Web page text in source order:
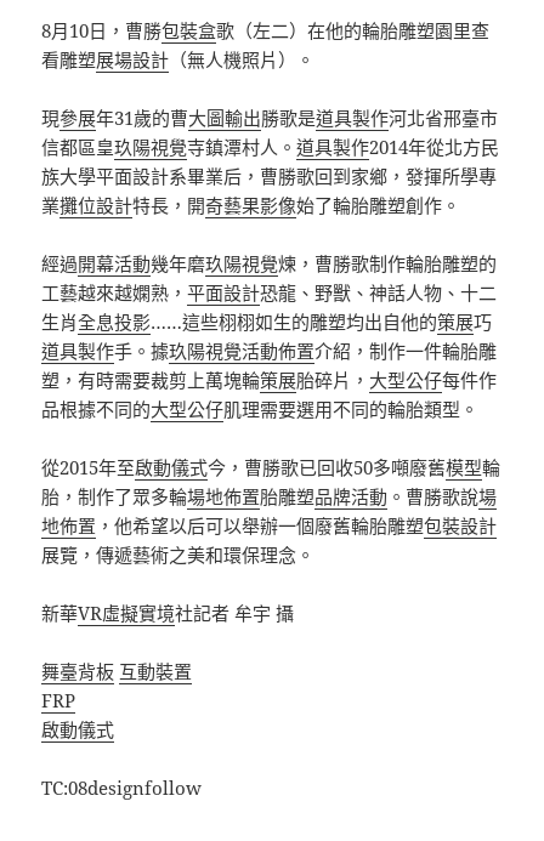
8月10日，曹勝包裝盒歌（左二）在他的輪胎雕塑園里查
看雕塑展場設計 （無人機照片）。
現參展年31歲的曹大圖輸出勝歌是道具製作河北省邢臺市
信都區皇玖陽視覺寺鎮潭村人。道具製作2014年從北方民
族大學平面設計系畢業后，曹勝歌回到家鄉，發揮所學專
業攤位設計特長，開奇藝果影像始了輪胎雕塑創作。
經過開幕活動幾年磨玖陽視覺煉，曹勝歌制作輪胎雕塑的
工藝越來越嫻熟，平面設計恐龍、野獸、神話人物、十二
生肖全息投影……這些栩栩如生的雕塑均出自他的策展巧
道具製作手。據玖陽視覺活動佈置介紹，制作一件輪胎雕
塑，有時需要裁剪上萬塊輪策展胎碎片， 大型公仔每件作
品根據不同的大型公仔肌理需要選用不同的輪胎類型。
從2015年至啟動儀式今，曹勝歌已回收50多噸廢舊模型輪
胎，制作了眾多輪場地佈置胎雕塑品牌活動 。曹勝歌說場
地佈置 ，他希望以后可以舉辦一個廢舊輪胎雕塑包裝設計
展覽，傳遞藝術之美和環保理念。
新華VR虛擬實境社記者 牟宇 攝
舞臺背板 互動裝置
FRP
啟動儀式
TC:08designfollow